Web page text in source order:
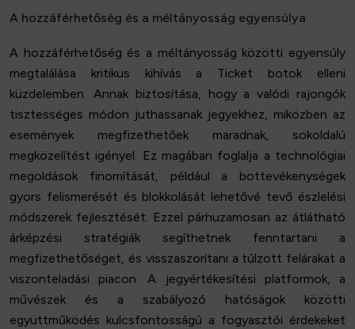
A hozzáférhetőség és a méltányosság egyensúlya
A hozzáférhetőség és a méltányosság közötti egyensúly
megtalálása kritikus kihívás a Ticket botok elleni
küzdelemben. Annak biztosítása, hogy a valódi rajongók
tisztességes módon juthassanak jegyekhez, miközben az
események megfizethetőek maradnak, sokoldalú
megközelítést igényel. Ez magában foglalja a technológiai
megoldások finomítását, például a bottevékenységek
gyors felismerését és blokkolását lehetővé tevő észlelési
módszerek fejlesztését. Ezzel párhuzamosan az átlátható
árképzési stratégiák segíthetnek fenntartani a
megfizethetőséget, és visszaszorítani a túlzott felárakat a
viszonteladási piacon. A jegyértékesítési platformok, a
művészek és a szabályozó hatóságok közötti
együttműködés kulcsfontosságú a fogyasztói érdekeket